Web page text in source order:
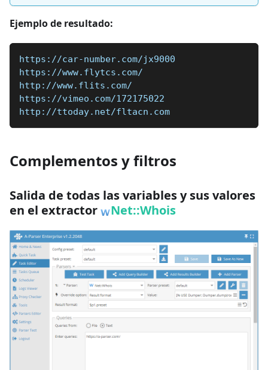
Ejemplo de resultado:
https://car-number.com/jx9000
https://www.flytcs.com/
http://www.flits.com/
https://vimeo.com/172175022
http://ttoday.net/fltacn.com
Complementos y filtros
Salida de todas las variables y sus valores
en el extractor
Net::Whois